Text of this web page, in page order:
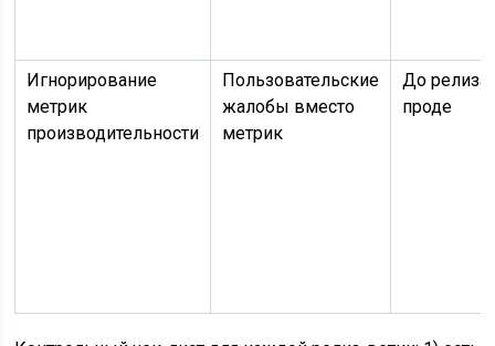
Игнорирование
метрик
производительности
Пользовательские
жалобы вместо
метрик
До релиза
проде